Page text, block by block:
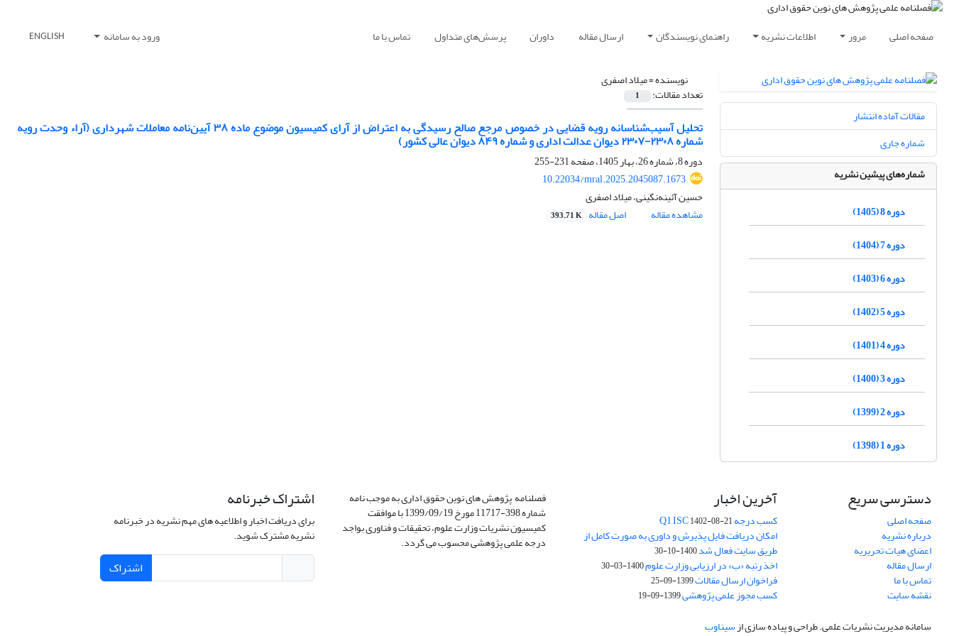
صفحه اصلی مرور اطلاعات نشریه راهنمای نویسندگان ارسال مقاله داوران پرسش‌های متداول تماس با ما ورود به سامانه ENGLISH
نویسنده =میلاد اصفری
تعداد مقالات: 1
تحلیل آسیب‌شناسانه رویه قضایی در خصوص مرجع صالح رسیدگی به اعتراض از آرای کمیسیون موضوع ماده ۳۸ آیین‌نامه معاملات شهرداری (آراء وحدت رویه
شماره ۲۳۰۸-۲۳۰۷ دیوان عدالت اداری و شماره ۸۴۹ دیوان عالی کشور)
دوره 8، شماره 26، بهار 1405، صفحه
231-255
10.22034/mral.2025.2045087.1673
حسین آئینه‌نگینی، میلاد اصفری
مشاهده مقاله
اصل مقاله 393.71 K
مقالات آماده انتشار
شماره جاری
شماره‌های پیشین نشریه
دوره 8 (1405)
دوره 7 (1404)
دوره 6 (1403)
دوره 5 (1402)
دوره 4 (1401)
دوره 3 (1400)
دوره 2 (1399)
دوره 1 (1398)
دسترسی سریع
صفحه اصلی
درباره نشریه
اعضای هیات تحریریه
ارسال مقاله
تماس با ما
نقشه سایت
آخرین اخبار
کسب درجه Q1 ISC1402-08-21
امکان دریافت فایل پذیرش و داوری به صورت کامل از
طریق سایت فعال شد1400-10-30
اخذ رتبه «ب» در ارزیابی وزارت علوم1400-03-30
فراخوان ارسال مقالات1399-09-25
کسب مجوز علمی پژوهشی1399-09-19
فصلنامه پژوهش های نوین حقوق اداری به موجب نامه
شماره 398-11717 مورخ 1399/09/19 با موافقت
کمیسیون نشریات وزارت علوم، تحقیقات و فناوری بواجد
درجه علمی پژوهشی محسوب می گردد.
اشتراک خبرنامه
برای دریافت اخبار و اطلاعیه های مهم نشریه در خبرنامه
نشریه مشترک شوید.
اشتراک
سامانه مدیریت نشریات علمی.طراحی و پیاده سازی ازسیناوب